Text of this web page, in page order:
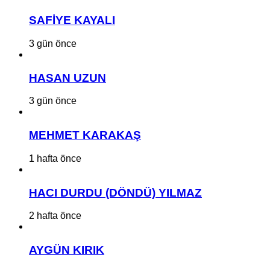
SAFİYE KAYALI
3 gün önce
HASAN UZUN
3 gün önce
MEHMET KARAKAŞ
1 hafta önce
HACI DURDU (DÖNDÜ) YILMAZ
2 hafta önce
AYGÜN KIRIK